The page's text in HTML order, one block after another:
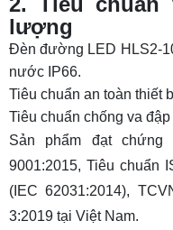
lượng
Đèn đường LED HLS2-
nước IP66.
Tiêu chuẩn an toàn thiết
Tiêu chuẩn chống va đập
Sản phẩm đạt
9001:2015, Tiêu chuẩn
(IEC 62031:2014),
3:2019 tại Việt Nam.